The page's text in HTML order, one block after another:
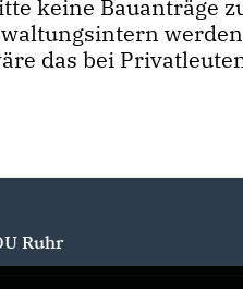
keine Bauanträge
das bei
Ruhr